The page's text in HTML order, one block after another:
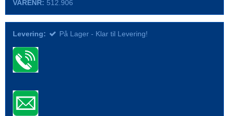
VARENR: 512.906
Levering: På Lager - Klar til Levering!